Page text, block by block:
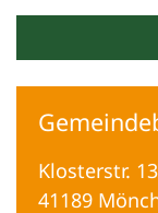
Klosterstr. 13
41189